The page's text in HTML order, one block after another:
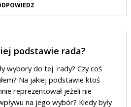
podstawie rada?
wybory do tej rady? Czy coś
Na jakiej podstawie ktoś
reprezentował jeżeli nie
na jego wybór? Kiedy były